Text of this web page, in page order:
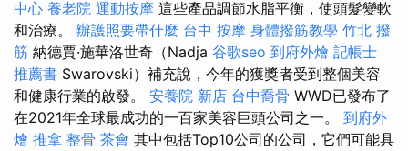
中心 養老院 運動按摩 這些產品調節水脂平衡，使頭髮變軟
和治療。 辦護照要帶什麼 台中 按摩 身體撥筋教學 竹北 撥
筋 納德賈·施華洛世奇（Nadja 谷歌seo 到府外燴 記帳士
推薦書 Swarovski）補充說，今年的獲獎者受到整個美容
和健康行業的啟發。 安養院 新店 台中喬骨 WWD已發布了
在2021年全球最成功的一百家美容巨頭公司之一。 到府外
燴 推拿 整骨 茶會 其中包括Top10公司的公司，它們可能具